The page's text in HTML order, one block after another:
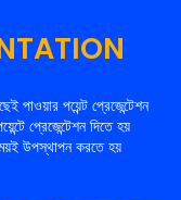
পাওয়ার পয়েন্ট প্রেজেন্টেশন
প্রেজেন্টেশন দিতে হয়
উপস্থাপন করতে হয়